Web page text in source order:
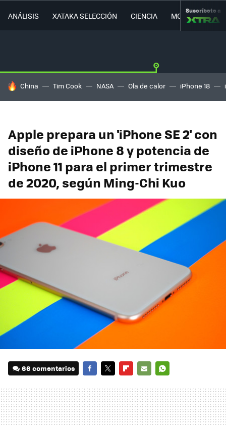
ANÁLISIS XATAKA SELECCIÓN CIENCIA MOVILIDAD
Suscríbete a
HOY SE HABLA DE
China Tim Cook NASA Ola de calor iPhone 18
Apple prepara un 'iPhone SE 2' con
diseño de iPhone 8 y potencia de
iPhone 11 para el primer trimestre
de 2020, según Ming-Chi Kuo
66 comentarios
MAIL